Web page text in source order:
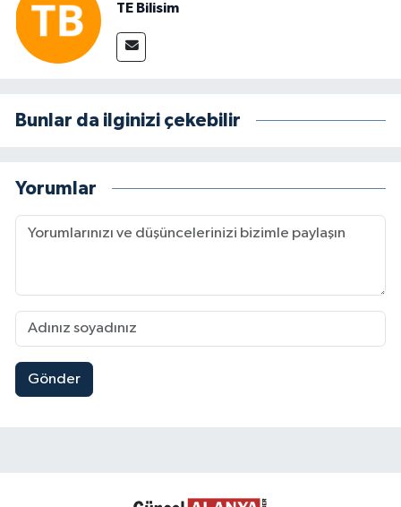
TE Bilisim
Bunlar da ilginizi çekebilir
Yorumlar
Gönder